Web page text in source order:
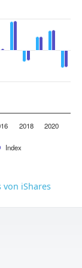
Index
2018 2020
von iShares